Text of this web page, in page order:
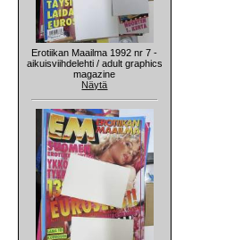
Erotiikan Maailma 1992 nr 7 -
aikuisviihdelehti / adult graphics
magazine
Näytä